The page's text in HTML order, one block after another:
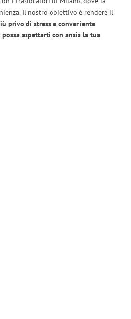
Il nostro obiettivo è rendere il
privo di stress e conveniente
aspettarti con ansia la tua